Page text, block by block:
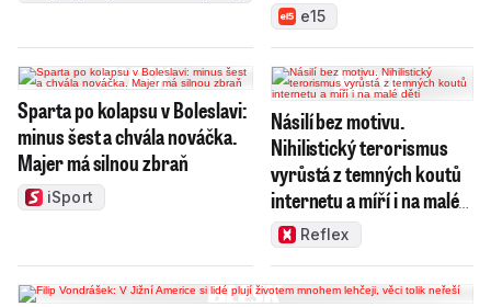
e15
Sparta po kolapsu v Boleslavi:
minus šest a chvála nováčka.
Majer má silnou zbraň
iSport
Násilí bez motivu.
Nihilistický terorismus
vyrůstá z temných koutů
internetu a míří i na malé
dětiReflex